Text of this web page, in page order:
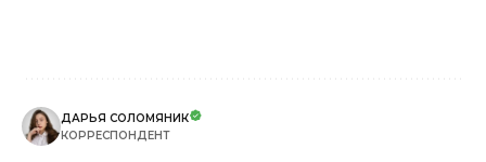
ДАРЬЯ СОЛОМЯНИК
КОРРЕСПОНДЕНТ